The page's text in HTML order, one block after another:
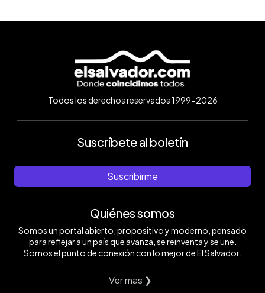
Todos los derechos reservados 1999-2026
Suscríbete al boletín
Suscribirme
Quiénes somos
Somos un portal abierto, propositivo y moderno, pensado
para reflejar a un país que avanza, se reinventa y se une.
Somos el punto de conexión con lo mejor de El Salvador.
Ver mas ❯